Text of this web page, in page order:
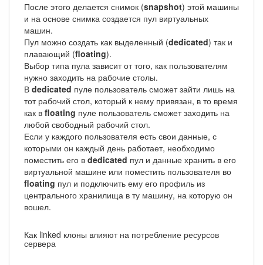
После этого делается снимок (snapshot) этой машины
и на основе снимка создается пул виртуальных
машин.
Пул можно создать как выделенный (dedicated) так и
плавающий (floating).
Выбор типа пула зависит от того, как пользователям
нужно заходить на рабочие столы.
В dedicated пуле пользователь сможет зайти лишь на
тот рабочий стол, который к нему привязан, в то время
как в floating пуле пользователь сможет заходить на
любой свободный рабочий стол.
Если у каждого пользователя есть свои данные, с
которыми он каждый день работает, необходимо
поместить его в dedicated пул и данные хранить в его
виртуальной машине или поместить пользователя во
floating пул и подключить ему его профиль из
центрального хранилища в ту машину, на которую он
вошел.
Как linked клоны влияют на потребление ресурсов
сервера